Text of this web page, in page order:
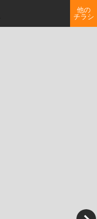
他の
チラシ